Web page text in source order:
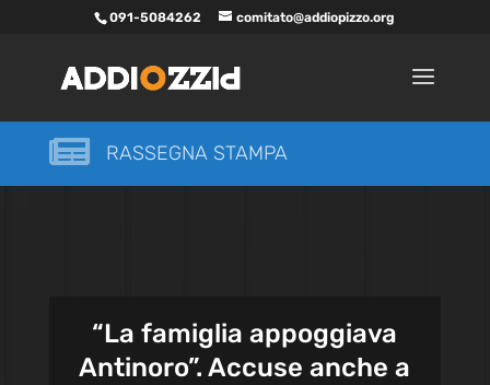
091-5084262 comitato@addiopizzo.org
 RASSEGNA STAMPA
“La famiglia appoggiava
Antinoro”. Accuse anche a